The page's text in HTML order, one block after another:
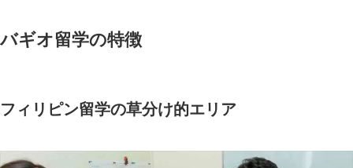
バギオ留学の特徴
フィリピン留学の草分け的エリア